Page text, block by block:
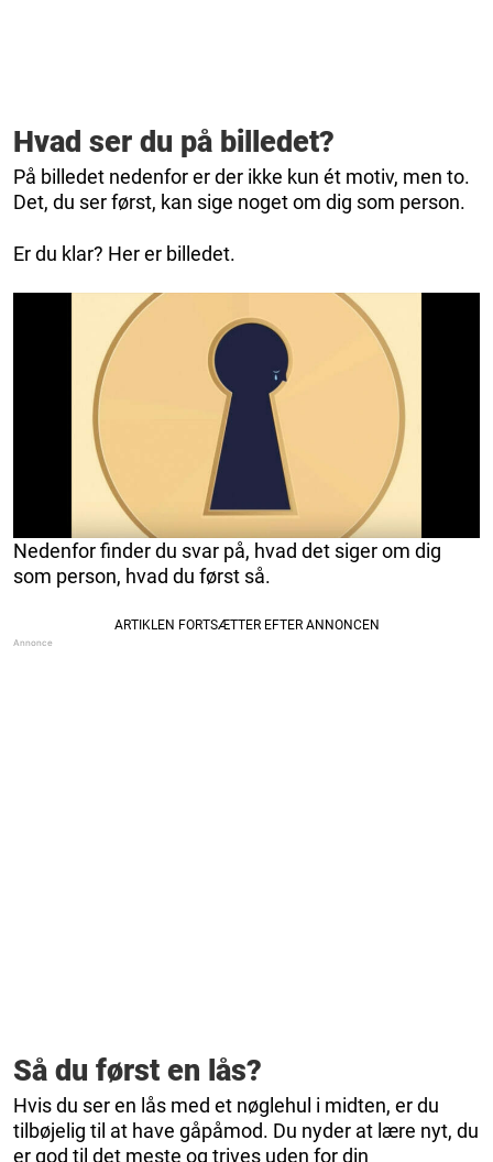
Hvad ser du på billedet?
På billedet nedenfor er der ikke kun ét motiv, men to.
Det, du ser først, kan sige noget om dig som person.
Er du klar? Her er billedet.
Nedenfor finder du svar på, hvad det siger om dig
som person, hvad du først så.
Så du først en lås?
Hvis du ser en lås med et nøglehul i midten, er du
tilbøjelig til at have gåpåmod. Du nyder at lære nyt, du
er god til det meste og trives uden for din